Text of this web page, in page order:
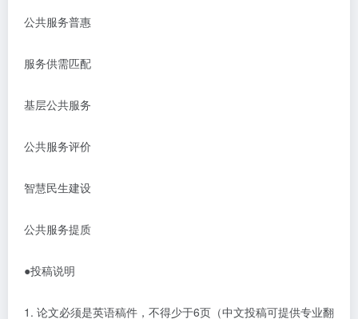
公共服务普惠
服务供需匹配
基层公共服务
公共服务评价
智慧民生建设
公共服务提质
●投稿说明
1. 论文必须是英语稿件，不得少于6页（中文投稿可提供专业翻